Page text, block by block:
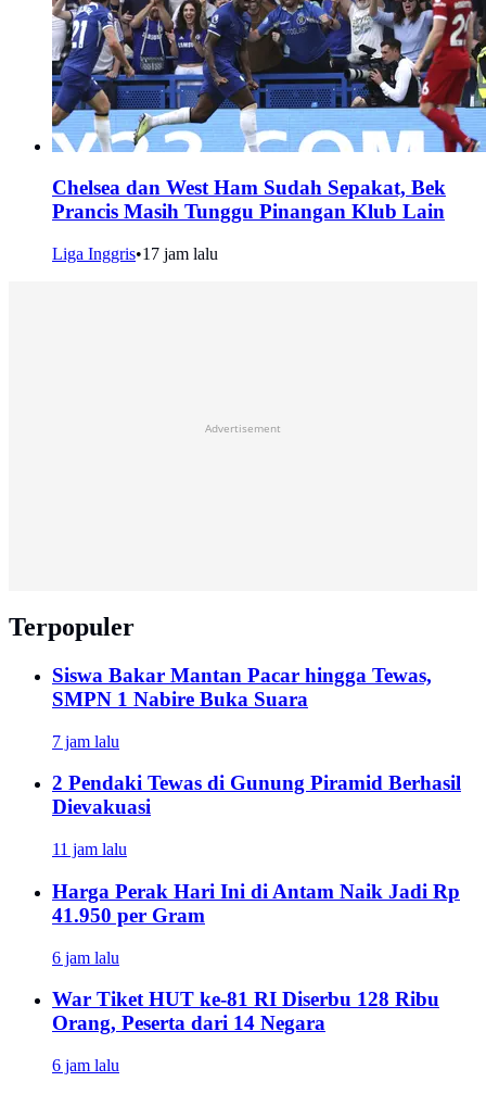
Chelsea dan West Ham Sudah Sepakat, Bek
Prancis Masih Tunggu Pinangan Klub Lain
Liga Inggris•17 jam lalu
Advertisement
Terpopuler
Siswa Bakar Mantan Pacar hingga Tewas,
SMPN 1 Nabire Buka Suara
7 jam lalu
2 Pendaki Tewas di Gunung Piramid Berhasil
Dievakuasi
11 jam lalu
Harga Perak Hari Ini di Antam Naik Jadi Rp
41.950 per Gram
6 jam lalu
War Tiket HUT ke-81 RI Diserbu 128 Ribu
Orang, Peserta dari 14 Negara
6 jam lalu